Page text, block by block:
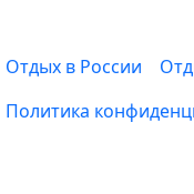
Отдых в России
Политика